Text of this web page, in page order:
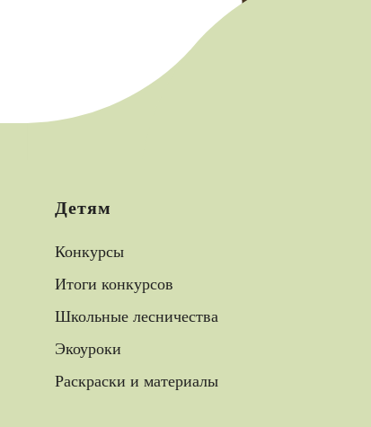
Детям
Конкурсы
Итоги конкурсов
Школьные лесничества
Экоуроки
Раскраски и материалы